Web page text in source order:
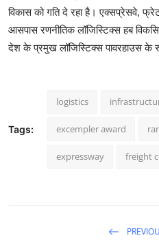
विकास को गति दे रहा है। एक्सप्रेसवे,
आसपास रणनीतिक लॉजिस्टिक्स हब
देश के प्रमुख लॉजिस्टिक्स पावरहाउस के
Tags:
logistics
excempler award
expressway freight